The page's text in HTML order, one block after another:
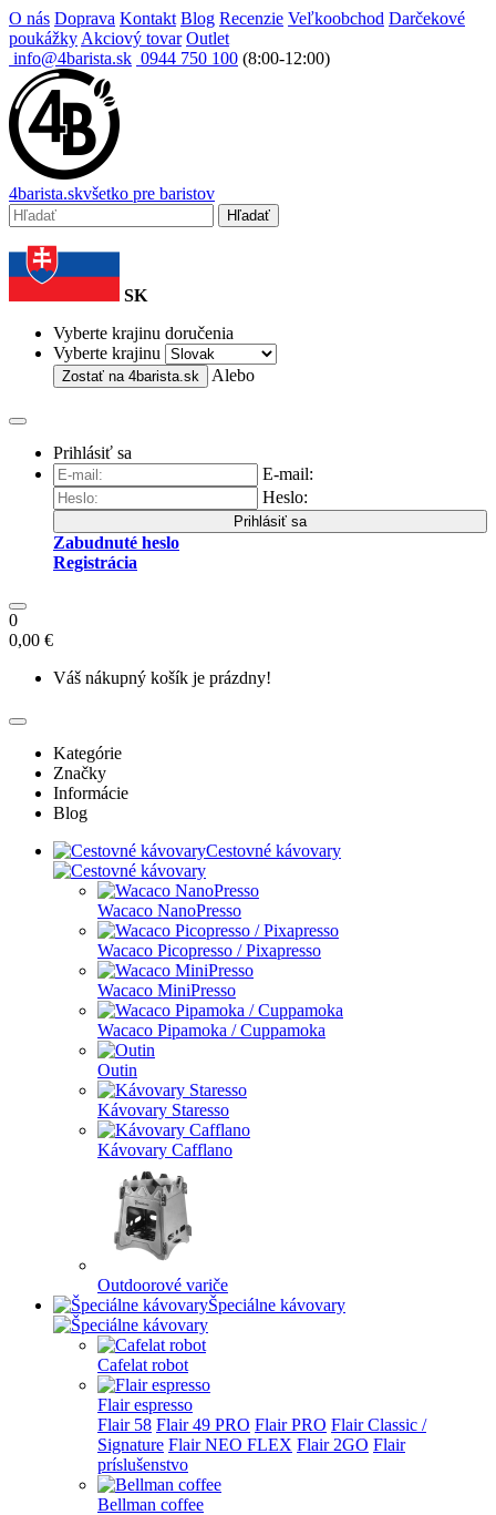
O nás Doprava Kontakt Blog Recenzie Veľkoobchod Darčekové
poukážky Akciový tovar Outlet
info@4barista.sk 0944 750 100 (8:00-12:00)
4barista.skvšetko pre baristov
Hľadať
SK
Vyberte krajinu doručenia
Vyberte krajinu
Zostať na 4barista.sk Alebo
Prihlásiť sa
E-mail:
Heslo:
Prihlásiť sa
Zabudnuté heslo
Registrácia
0
0,00 €
Váš nákupný košík je prázdny!
Kategórie
Značky
Informácie
Blog
Cestovné kávovary
Wacaco NanoPresso
Wacaco Picopresso / Pixapresso
Wacaco MiniPresso
Wacaco Pipamoka / Cuppamoka
Outin
Kávovary Staresso
Kávovary Cafflano
Outdoorové variče
Špeciálne kávovary
Cafelat robot
Flair espresso
Flair 58 Flair 49 PRO Flair PRO Flair Classic /
Signature Flair NEO FLEX Flair 2GO Flair
príslušenstvo
Bellman coffee